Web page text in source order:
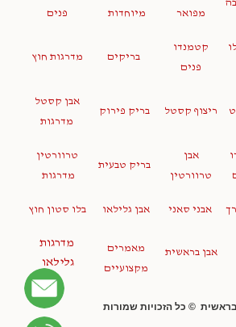
מפואר
מיוחדות
פנים
קטמנדו
פנים
בריקים מדרגות חוץ
ריצוף קסטל בריק פירוק
אבן קסטל
מדרגות
אבן
טרוורטין
בריק טבעית
טרוורטין
מדרגות
אבני סאני אבן גלילאו בלו סטון חוץ
אבן בראשית
מאמרים
מקצועיים
מדרגות
גלילאו
© כל הזכויות שמורות